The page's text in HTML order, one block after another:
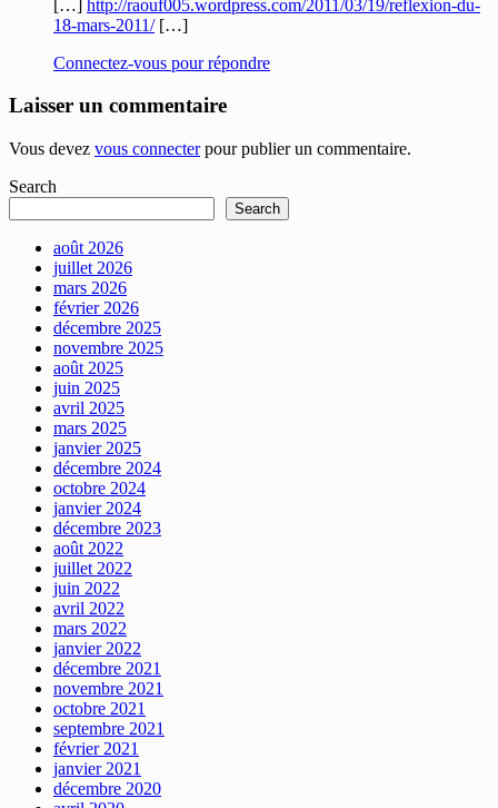
[…]
http://raouf005.wordpress.com/2011/03/19/reflexion-du-
18-mars-2011/[…]
Connectez-vous pour répondre
Laisser un commentaire
Vous devez vous connecterpour publier un commentaire.
Search
Search
août 2026
juillet 2026
mars 2026
février 2026
décembre 2025
novembre 2025
août 2025
juin 2025
avril 2025
mars 2025
janvier 2025
décembre 2024
octobre 2024
janvier 2024
décembre 2023
août 2022
juillet 2022
juin 2022
avril 2022
mars 2022
janvier 2022
décembre 2021
novembre 2021
octobre 2021
septembre 2021
février 2021
janvier 2021
décembre 2020